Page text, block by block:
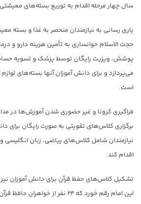
سال چهار مرحله اقدام به توزیع بسته‌های
یاری رسانی به نیازمندان منحصر به غذا و بسته
حجت الاسلام خوانساری به تأمین هزینه دارو و
پوشش، ویزیت رایگان توسط پزشک و تسویه
می‌پردازد و برای دانش آموزان آنها بسته‌های لوازم
است.
فراگیری کرونا و غیر حضوری شدن آموزش‌ها در
برگزاری کلاس‌های تقویتی به صورت رایگان برای
نیازمندان شامل کلاس‌های ریاضی، زبان انگلیسی و
اقدام کند.
تشکیل کلاس‌های حفظ قرآن برای دانش آموزان
این امام رقم خورد که ۲۴ نفر از